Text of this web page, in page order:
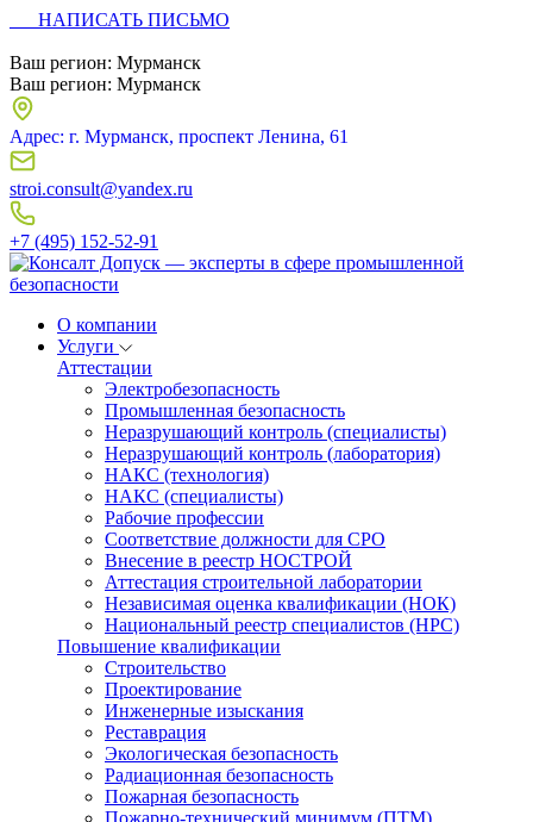
НАПИСАТЬ ПИСЬМО
Ваш регион: Мурманск
Ваш регион: Мурманск
Адрес: г. Мурманск, проспект Ленина, 61
stroi.consult@yandex.ru
+7 (495) 152-52-91
О компании
Услуги
Аттестации
Электробезопасность
Промышленная безопасность
Неразрушающий контроль (специалисты)
Неразрушающий контроль (лаборатория)
НАКС (технология)
НАКС (специалисты)
Рабочие профессии
Соответствие должности для СРО
Внесение в реестр НОСТРОЙ
Аттестация строительной лаборатории
Независимая оценка квалификации (НОК)
Национальный реестр специалистов (НРС)
Повышение квалификации
Строительство
Проектирование
Инженерные изыскания
Реставрация
Экологическая безопасность
Радиационная безопасность
Пожарная безопасность
Пожарно-технический минимум (ПТМ)